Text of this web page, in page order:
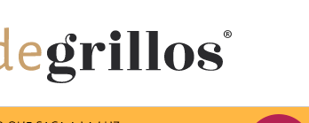
®